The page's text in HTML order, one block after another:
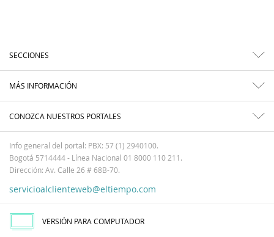
SECCIONES
MÁS INFORMACIÓN
CONOZCA NUESTROS PORTALES
Info general del portal: PBX: 57 (1) 2940100.
Bogotá 5714444 - Línea Nacional 01 8000 110 211.
Dirección: Av. Calle 26 # 68B-70.
servicioalclienteweb@eltiempo.com
VERSIÓN PARA COMPUTADOR